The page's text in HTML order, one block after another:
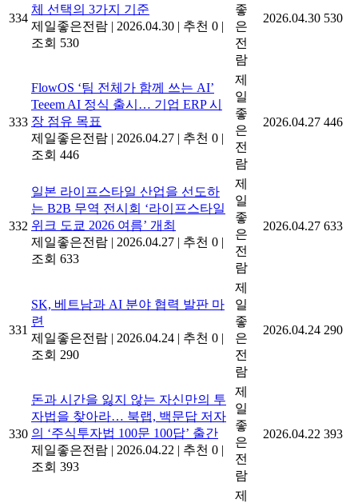
334
체 선택의 3가지 기준
제일좋은전람 | 2026.04.30 | 추천 0 |
조회 530
좋
은
전
람
2026.04.30 530
333
FlowOS ‘팀 전체가 함께 쓰는 AI’
Teeem AI 정식 출시… 기업 ERP 시
장 점유 목표
제일좋은전람 | 2026.04.27 | 추천 0 |
조회 446
제
일
좋
은
전
람
2026.04.27 446
332
일본 라이프스타일 산업을 선도하
는 B2B 무역 전시회 ‘라이프스타일
위크 도쿄 2026 여름’ 개최
제일좋은전람 | 2026.04.27 | 추천 0 |
조회 633
제
일
좋
은
전
람
2026.04.27 633
331
SK, 베트남과 AI 분야 협력 발판 마
련
제일좋은전람 | 2026.04.24 | 추천 0 |
조회 290
제
일
좋
은
전
람
2026.04.24 290
330
돈과 시간을 잃지 않는 자신만의 투
자법을 찾아라… 북랩, 백문답 저자
의 ‘주식투자법 100문 100답’ 출간
제일좋은전람 | 2026.04.22 | 추천 0 |
조회 393
제
일
좋
은
전
람
2026.04.22 393
제